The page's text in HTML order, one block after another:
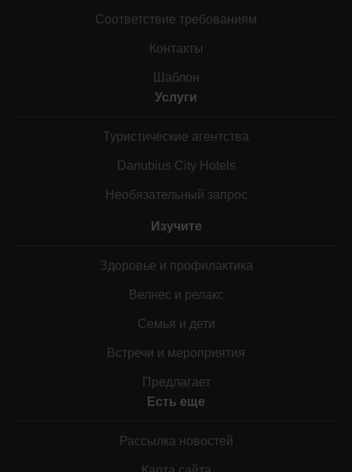
Соответствие требованиям
Контакты
Шаблон
Услуги
Туристические агентства
Danubius City Hotels
Необязательный запрос
Изучите
Здоровье и профилактика
Велнес и релакс
Семья и дети
Встречи и мероприятия
Предлагает
Есть еще
Рассылка новостей